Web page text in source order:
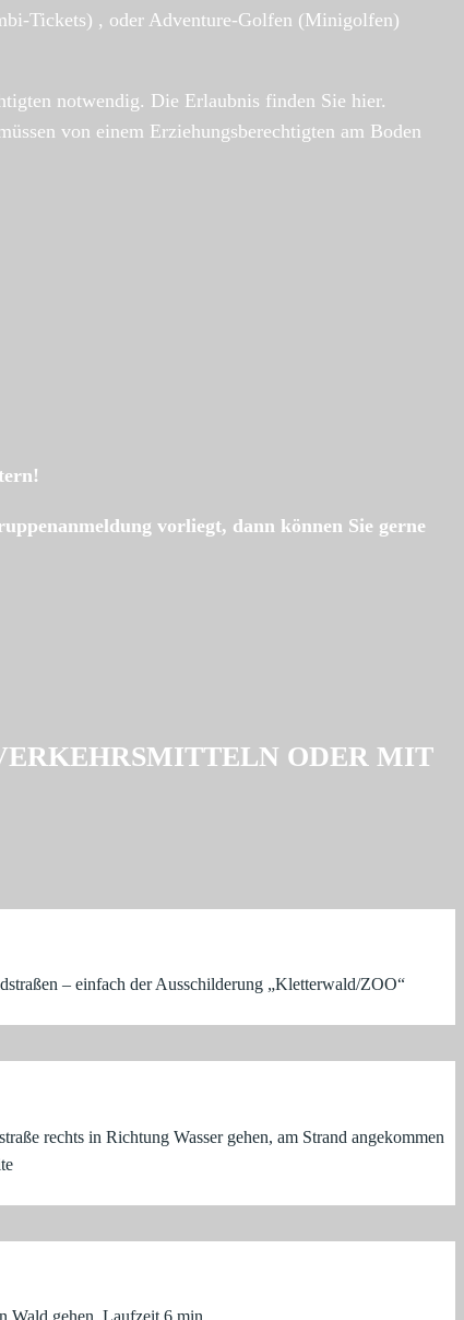
Tickets) , oder Adventure-Golfen (Minigolfen)
notwendig. Die Erlaubnis finden Sie hier.
von einem Erziehungsberechtigten am Boden
vorliegt, dann können Sie gerne
ODER MIT
– einfach der Ausschilderung „Kletterwald/ZOO“
rechts in Richtung Wasser gehen, am Strand angekommen